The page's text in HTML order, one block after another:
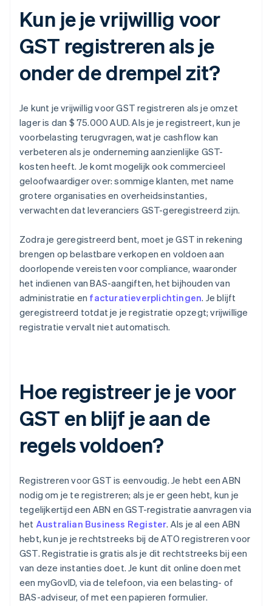
Kun je je vrijwillig voor
GST registreren als je
onder de drempel zit?
Je kunt je vrijwillig voor GST registreren als je omzet
lager is dan $ 75.000 AUD. Als je je registreert, kun je
voorbelasting terugvragen, wat je cashflow kan
verbeteren als je onderneming aanzienlijke GST-
kosten heeft. Je komt mogelijk ook commercieel
geloofwaardiger over: sommige klanten, met name
grotere organisaties en overheidsinstanties,
verwachten dat leveranciers GST-geregistreerd zijn.
Zodra je geregistreerd bent, moet je GST in rekening
brengen op belastbare verkopen en voldoen aan
doorlopende vereisten voor compliance, waaronder
het indienen van BAS-aangiften, het bijhouden van
administratie en facturatieverplichtingen. Je blijft
geregistreerd totdat je je registratie opzegt; vrijwillige
registratie vervalt niet automatisch.
Hoe registreer je je voor
GST en blijf je aan de
regels voldoen?
Registreren voor GST is eenvoudig. Je hebt een ABN
nodig om je te registreren; als je er geen hebt, kun je
tegelijkertijd een ABN en GST-registratie aanvragen via
het Australian Business Register. Als je al een ABN
hebt, kun je je rechtstreeks bij de ATO registreren voor
GST. Registratie is gratis als je dit rechtstreeks bij een
van deze instanties doet. Je kunt dit online doen met
een myGovID, via de telefoon, via een belasting- of
BAS-adviseur, of met een papieren formulier.